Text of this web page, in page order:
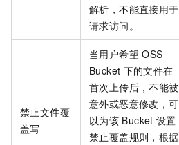
解析，不能直接用于
请求访问。
禁止文件覆
盖写
当用户希望 OSS
Bucket 下的文件在
首次上传后，不能被
意外或恶意修改，可
以为该 Bucket 设置
禁止覆盖规则，根据